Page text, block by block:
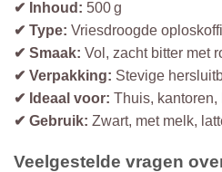
✔ Inhoud: 500 g
✔ Type: Vriesdroogde
✔ Smaak: Vol, zacht bitter met
✔ Verpakking: Stevige
✔ Ideaal voor: Thuis,
✔ Gebruik: Zwart, met melk,
Veelgestelde vragen